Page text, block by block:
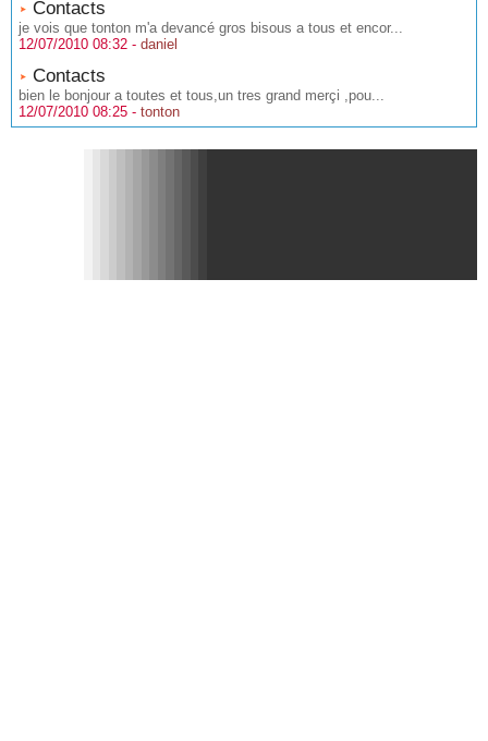
Contacts
je vois que tonton m'a devancé gros bisous a tous et encor...
12/07/2010 08:32 - daniel
Contacts
bien le bonjour a toutes et tous,un tres grand merçi ,pou...
12/07/2010 08:25 - tonton